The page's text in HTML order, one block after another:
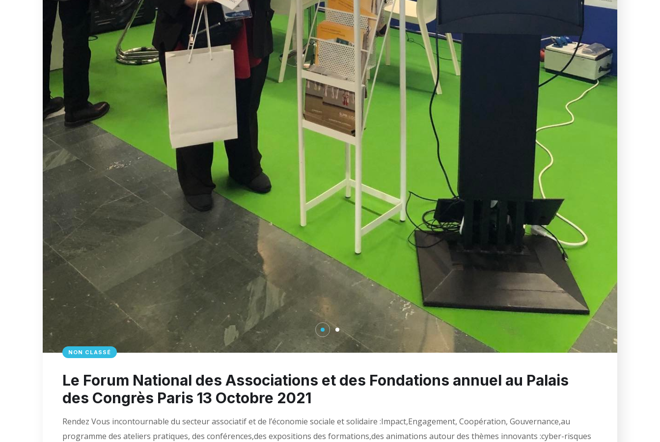
NON CLASSÉ
Le Forum National des Associations et des Fondations annuel au Palais
des Congrès Paris 13 Octobre 2021
Rendez Vous incontournable du secteur associatif et de l’économie sociale et solidaire :Impact,Engagement, Coopération, Gouvernance,au
programme des ateliers pratiques, des conférences,des expositions des formations,des animations autour des thèmes innovants :cyber-risques